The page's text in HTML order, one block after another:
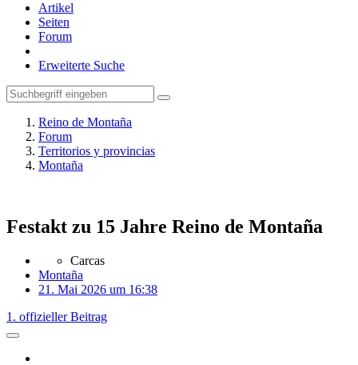
Artikel
Seiten
Forum
Erweiterte Suche
Reino de Montaña
Forum
Territorios y provincias
Montaña
Festakt zu 15 Jahre Reino de Montaña
Carcas
Montaña
21. Mai 2026 um 16:38
1. offizieller Beitrag